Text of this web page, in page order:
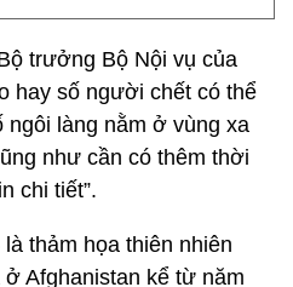
trưởng Bộ Nội vụ của
hay số người chết có thể
ngôi làng nằm ở vùng xa
như cần có thêm thời
chi tiết”.
thảm họa thiên nhiên
Afghanistan kể từ năm